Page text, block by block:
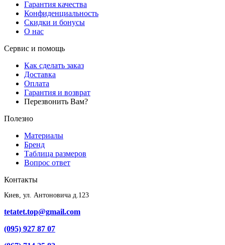
Гарантия качества
Конфиденциальность
Скидки и бонусы
О нас
Сервис и помощь
Как сделать заказ
Доставка
Оплата
Гарантия и возврат
Перезвонить Вам?
Полезно
Материалы
Бренд
Таблица размеров
Вопрос ответ
Контакты
Киев, ул. Антоновича д.123
tetatet.top@gmail.com
(095) 927 87 07